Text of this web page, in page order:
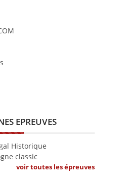
EPREUVES
Historique
classic
voir toutes les épreuves